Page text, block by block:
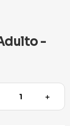
-
＋